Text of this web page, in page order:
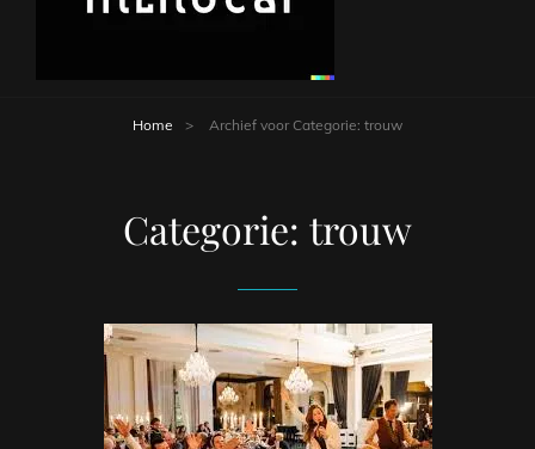
Home > Archief voor Categorie: trouw
Categorie: trouw